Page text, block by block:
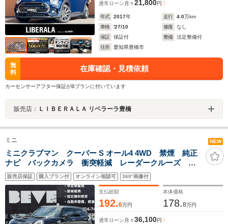
通常ローン 月々21,800円
年式 2017年 走行 4.0万km
車検
'27/10 修復
なし
保証
保証付 整備
法定整備付
住所
愛知県豊橋市
無
料
在庫確認・見積依頼
カーセンサーアフター保証がBプランに付いています
販売店： ＬＩＢＥＲＡＬＡ リベラーラ豊橋
ミニ NEW
ミニクラブマン クーパー S オール4 4WD 禁煙 純正
ナビ バックカメラ 衝突軽減 レーダークルーズ シ
ートヒーター ブラックコンビレザー ETC 電動パー
キング スマートキー スマートエントリー
販売店保証 購入プラン付 オンライン相談可 360°画像付
支払総額
192.6万円
本体価格
178.8万円
通常ローン 月々36,100円